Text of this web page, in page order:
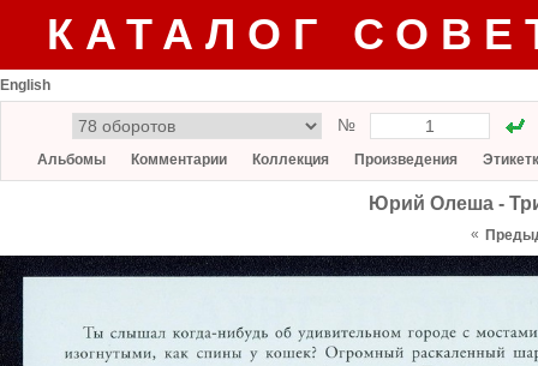
КАТАЛОГ
English
№
Альбомы Комментарии Коллекция Произведения
Юрий Олеша -
«